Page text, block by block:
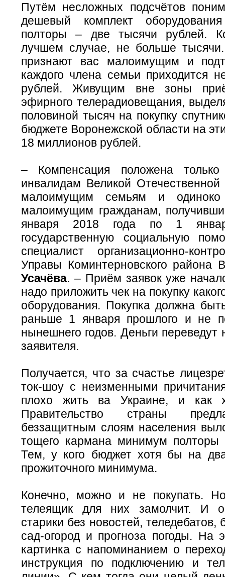
Путём несложных подсчётов
дешевый комплект
полторы – две тысячи рублей.
лучшем случае, не больше
признают вас малоимущим и
каждого члена семьи приходится
рублей. Живущим вне зоны
эфирного телерадиовещания,
половиной тысяч на покупку
бюджете Воронежской области на
18 миллионов рублей.
– Компенсация положена
инвалидам Великой
малоимущим семьям и
малоимущим гражданам,
января 2018 года по 1
государственную социальную
специалист организационно-
Управы Коминтерновского района
Усачёва. – Приём заявок уже
надо приложить чек на покупку
оборудования. Покупка должна
раньше 1 января прошлого и не
нынешнего годов. Деньги переведут
заявителя.
Получается, что за счастье
ток-шоу с неизменными
плохо жить ва Украине, и как
Правительство страны
беззащитным слоям населения
тощего кармана минимум полторы
Тем, у кого бюджет хотя бы на
прожиточного минимума.
Конечно, можно и не покупать.
телеящик для них замолчит. И
старики без новостей, теледебатов,
сад-огород и прогноза погоды. На
картинка с напоминанием о
инструкция по подключению и